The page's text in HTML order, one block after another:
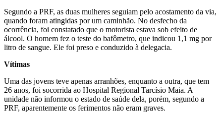
Segundo a PRF, as duas mulheres seguiam pelo acostamento da via,
quando foram atingidas por um caminhão. No desfecho da
ocorrência, foi constatado que o motorista estava sob efeito de
álcool. O homem fez o teste do bafômetro, que indicou 1,1 mg por
litro de sangue. Ele foi preso e conduzido à delegacia.
Vítimas
Uma das jovens teve apenas arranhões, enquanto a outra, que tem
26 anos, foi socorrida ao Hospital Regional Tarcísio Maia. A
unidade não informou o estado de saúde dela, porém, segundo a
PRF, aparentemente os ferimentos não eram graves.